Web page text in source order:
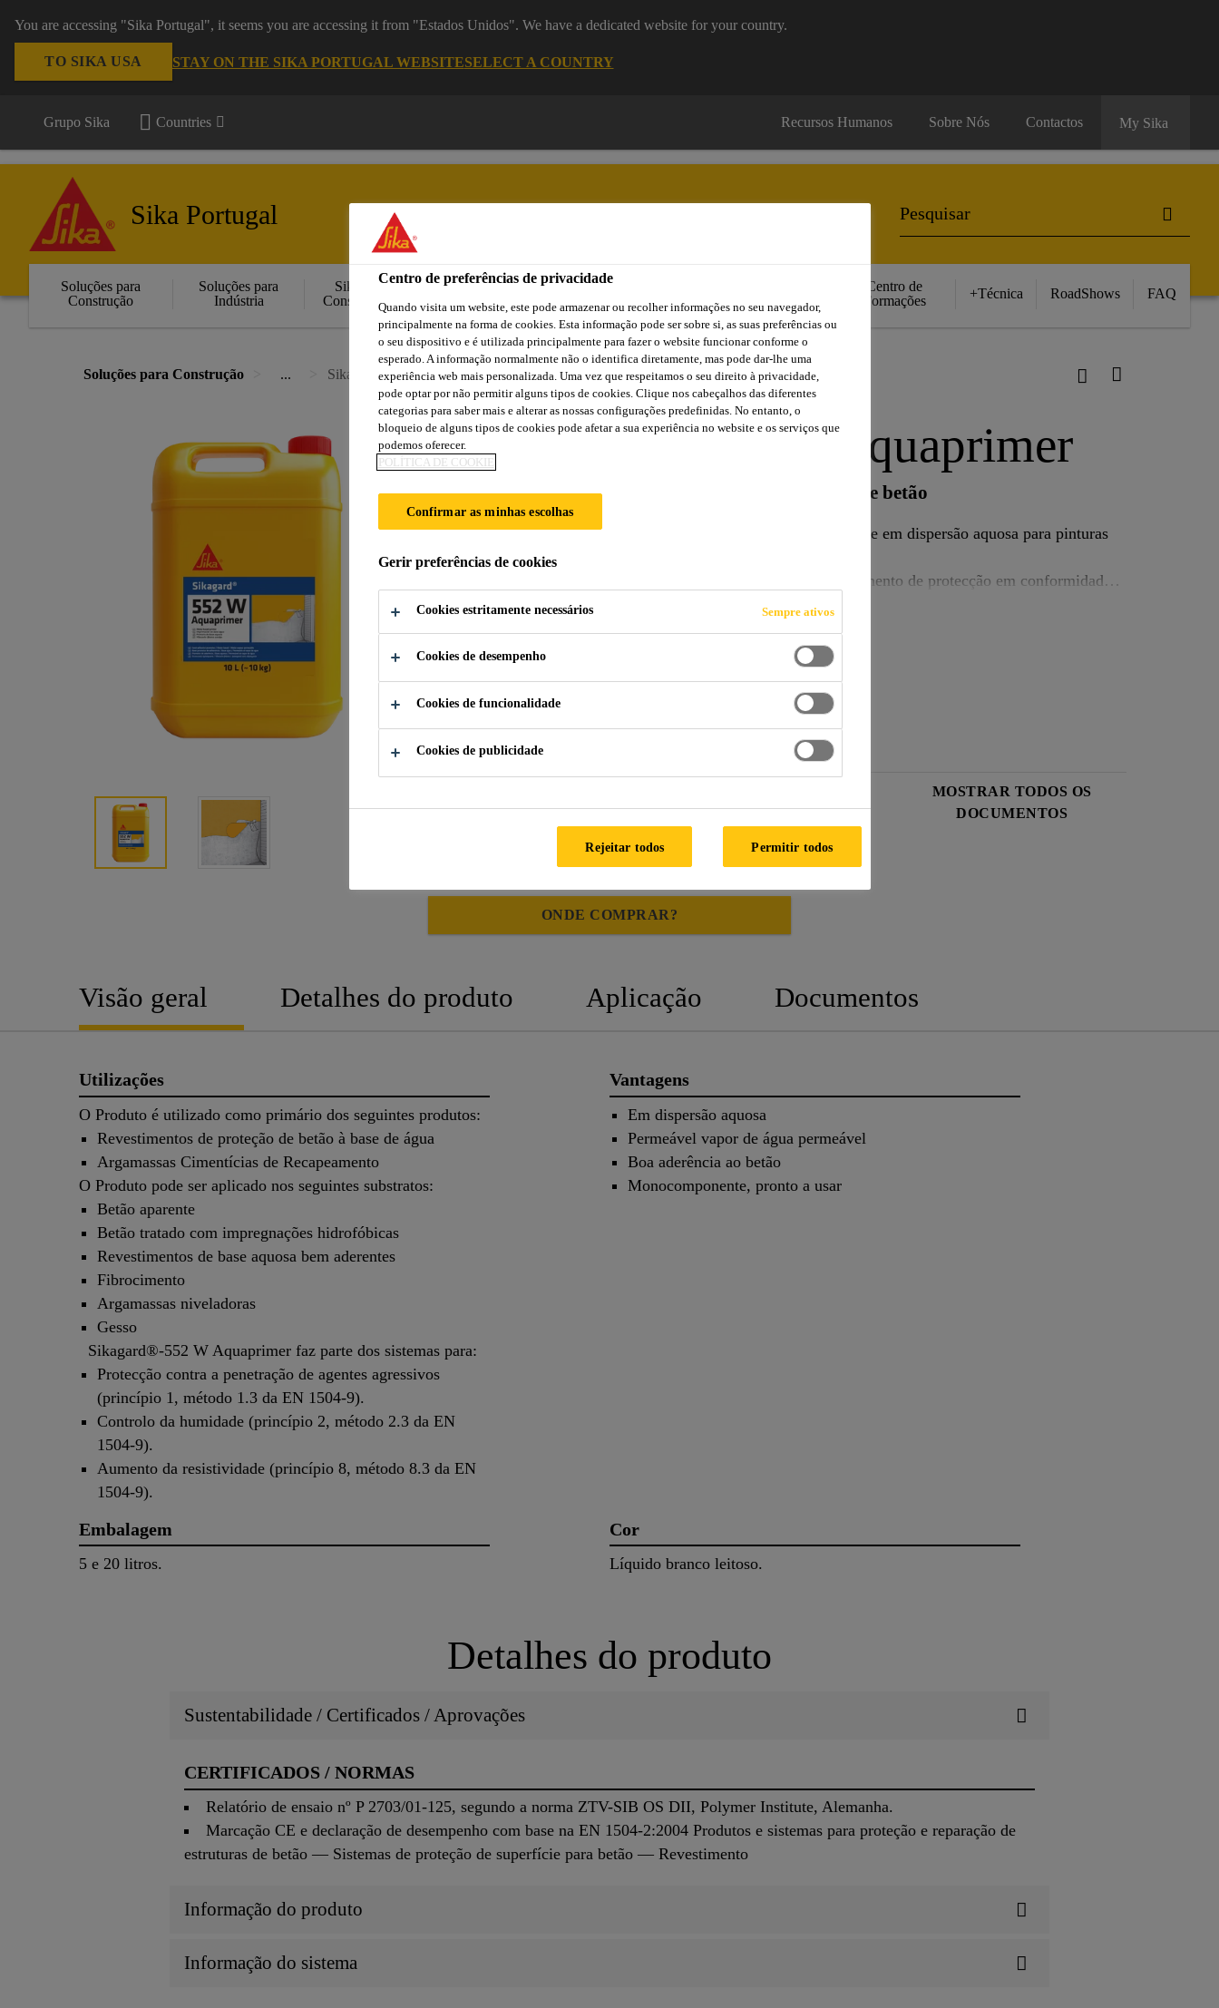
You are accessing "Sika Portugal", it seems you are accessing it from "Estados Unidos". We have a dedicated website for your country.
TO SIKA USA STAY ON THE SIKA PORTUGAL WEBSITESELECT A COUNTRY
Grupo Sika Countries Recursos Humanos Sobre Nós Contactos My Sika
Sika Portugal
Soluções para
Construção
Soluções para
Indústria
Sika
Consigo
Cidade
Sika
Lojas /
Aplicadores Sika
Centro de
Formações
+Técnica RoadShows FAQ
Soluções para Construção ... Sikagard®-552 W Aquaprimer
Sikagard®-552 W Aquaprimer
Primário aquoso para revestimentos de proteção de betão
Sikagard®-552 W Aquaprimer é um primário monocomponente em dispersão aquosa para pinturas
em betão ou rebocos.
Sikagard®-552 W Aquaprimer faz parte do sistema de revestimento de protecção em conformidade
com os requisitos da norma EN 1504-2.
Ler mais +
Em dispersão aquosa
Permeável vapor de água permeável
PRODUTO
SEGURANÇA
MOSTRAR TODOS OS
DOCUMENTOS
ONDE COMPRAR?
Visão geral Detalhes do produto Aplicação Documentos
Utilizações
O Produto é utilizado como primário dos seguintes produtos:
Revestimentos de proteção de betão à base de água
Argamassas Cimentícias de Recapeamento
O Produto pode ser aplicado nos seguintes substratos:
Betão aparente
Betão tratado com impregnações hidrofóbicas
Revestimentos de base aquosa bem aderentes
Fibrocimento
Argamassas niveladoras
Gesso
Sikagard®-552 W Aquaprimer faz parte dos sistemas para:
Protecção contra a penetração de agentes agressivos
(princípio 1, método 1.3 da EN 1504-9).
Controlo da humidade (princípio 2, método 2.3 da EN
1504-9).
Aumento da resistividade (princípio 8, método 8.3 da EN
1504-9).
Vantagens
Em dispersão aquosa
Permeável vapor de água permeável
Boa aderência ao betão
Monocomponente, pronto a usar
Embalagem
5 e 20 litros.
Cor
Líquido branco leitoso.
Detalhes do produto
Sustentabilidade / Certificados / Aprovações
CERTIFICADOS / NORMAS
Relatório de ensaio nº P 2703/01-125, segundo a norma ZTV-SIB OS DII, Polymer Institute, Alemanha.
Marcação CE e declaração de desempenho com base na EN 1504-2:2004 Produtos e sistemas para proteção e reparação de
estruturas de betão — Sistemas de proteção de superfície para betão — Revestimento
Informação do produto
Informação do sistema
Centro de preferências de privacidade
Quando visita um website, este pode armazenar ou recolher informações no seu navegador,
principalmente na forma de cookies. Esta informação pode ser sobre si, as suas preferências ou
o seu dispositivo e é utilizada principalmente para fazer o website funcionar conforme o
esperado. A informação normalmente não o identifica diretamente, mas pode dar-lhe uma
experiência web mais personalizada. Uma vez que respeitamos o seu direito à privacidade,
pode optar por não permitir alguns tipos de cookies. Clique nos cabeçalhos das diferentes
categorias para saber mais e alterar as nossas configurações predefinidas. No entanto, o
bloqueio de alguns tipos de cookies pode afetar a sua experiência no website e os serviços que
podemos oferecer.
POLÍTICA DE COOKIE
Confirmar as minhas escolhas
Gerir preferências de cookies
Cookies estritamente necessários Sempre ativos
Cookies de desempenho
Cookies de funcionalidade
Cookies de publicidade
Rejeitar todos Permitir todos